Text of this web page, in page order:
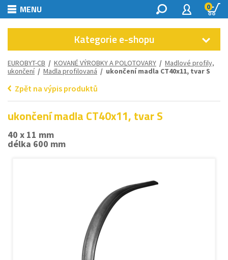
MENU 0
Kategorie e-shopu
EUROBYT-CB / KOVANÉ VÝROBKY A POLOTOVARY / Madlové profily,
ukončení/ Madla profilovaná / ukončení madla CT40x11, tvar S
Zpět na výpis produktů
ukončení madla CT40x11, tvar S
40 x 11 mm
délka 600 mm